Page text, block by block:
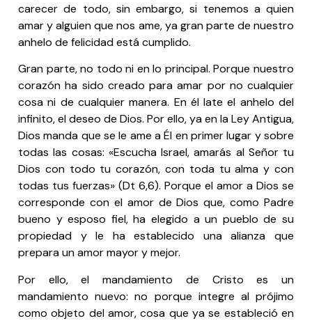
carecer de todo, sin embargo, si tenemos a quien
amar y alguien que nos ame, ya gran parte de nuestro
anhelo de felicidad está cumplido.
Gran parte, no todo ni en lo principal. Porque nuestro
corazón ha sido creado para amar por no cualquier
cosa ni de cualquier manera. En él late el anhelo del
infinito, el deseo de Dios. Por ello, ya en la Ley Antigua,
Dios manda que se le ame a Él en primer lugar y sobre
todas las cosas: «Escucha Israel, amarás al Señor tu
Dios con todo tu corazón, con toda tu alma y con
todas tus fuerzas» (Dt 6,6). Porque el amor a Dios se
corresponde con el amor de Dios que, como Padre
bueno y esposo fiel, ha elegido a un pueblo de su
propiedad y le ha establecido una alianza que
prepara un amor mayor y mejor.
Por ello, el mandamiento de Cristo es un
mandamiento nuevo: no porque integre al prójimo
como objeto del amor, cosa que ya se estableció en